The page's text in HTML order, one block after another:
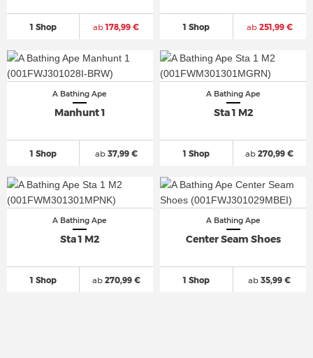
1 Shop ab178,99 € 1 Shop ab251,99 €
A Bathing Ape
Manhunt 1
1 Shop ab37,99 €
A Bathing Ape
Sta 1 M2
1 Shop ab 270,99 €
A Bathing Ape
Sta 1 M2
1 Shop ab270,99 €
A Bathing Ape
Center Seam Shoes
1 Shop ab 35,99 €